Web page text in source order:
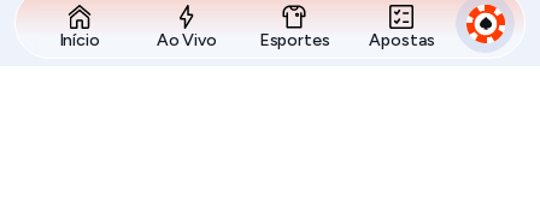
Início Ao Vivo Esportes Apostas